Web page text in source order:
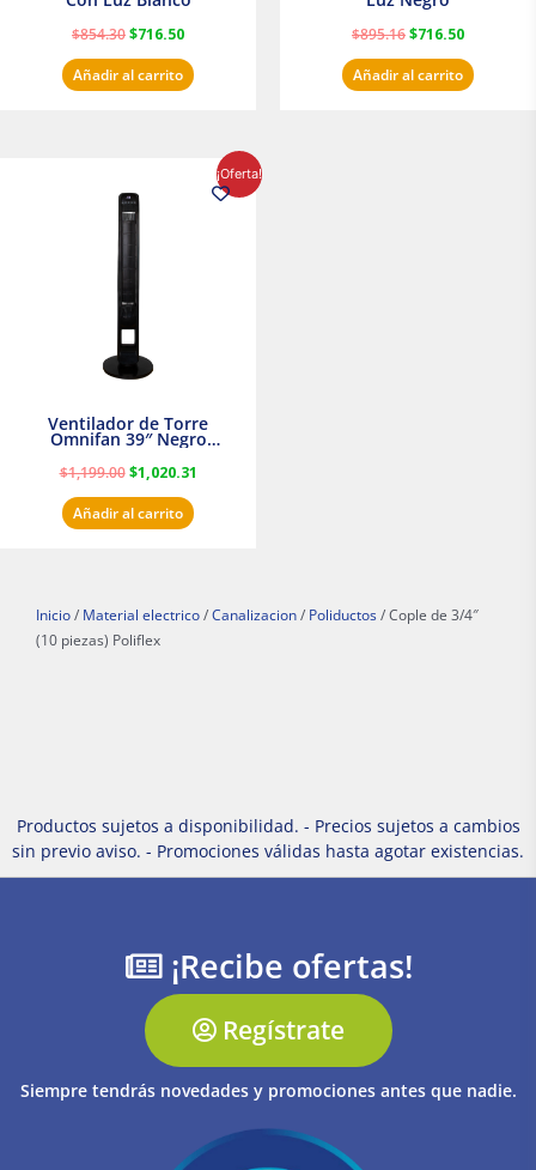
$854.30$716.50
Añadir al carrito
$895.16$716.50
Añadir al carrito
¡Oferta!
Ventilador de Torre
Omnifan 39″ Negro
$1,199.00
original
era:
$1,020.31
precio
actual
Añadir al carrito
Inicio / Material electrico / Canalizacion / Poliductos / Cople de 3/4″
(10 piezas) Poliflex
Productos sujetos a disponibilidad. - Precios sujetos a cambios
sin previo aviso. - Promociones válidas hasta agotar existencias.
¡Recibe ofertas!
Regístrate
Siempre tendrás novedades y promociones antes que nadie.